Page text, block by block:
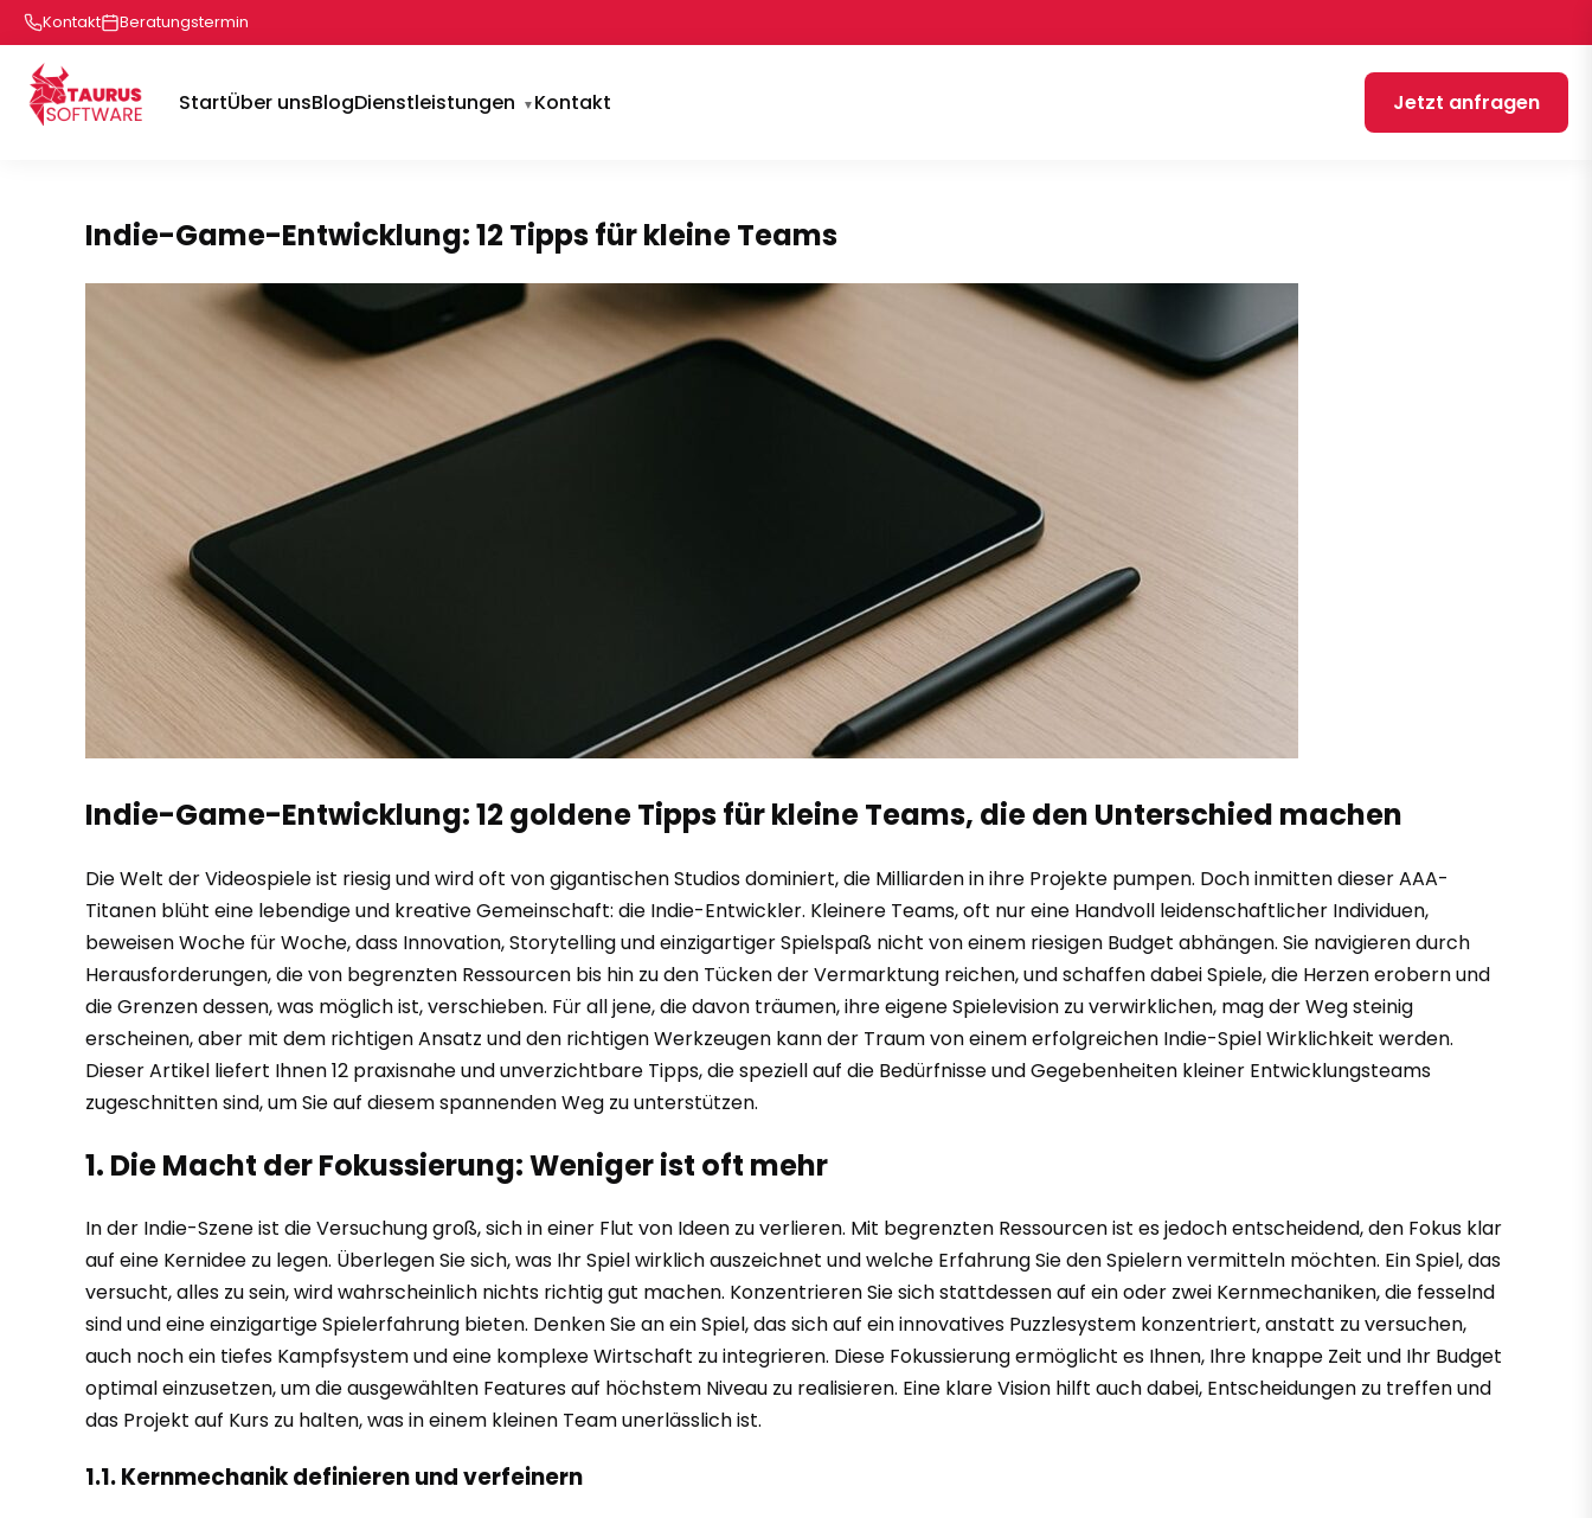
Kontakt Beratungstermin
StartÜber unsBlogDienstleistungen Kontakt Jetzt anfragen
Indie-Game-Entwicklung: 12 Tipps für kleine Teams
Indie-Game-Entwicklung: 12 goldene Tipps für kleine Teams, die den Unterschied machen
Die Welt der Videospiele ist riesig und wird oft von gigantischen Studios dominiert, die Milliarden in ihre Projekte pumpen. Doch inmitten dieser AAA-
Titanen blüht eine lebendige und kreative Gemeinschaft: die Indie-Entwickler. Kleinere Teams, oft nur eine Handvoll leidenschaftlicher Individuen,
beweisen Woche für Woche, dass Innovation, Storytelling und einzigartiger Spielspaß nicht von einem riesigen Budget abhängen. Sie navigieren durch
Herausforderungen, die von begrenzten Ressourcen bis hin zu den Tücken der Vermarktung reichen, und schaffen dabei Spiele, die Herzen erobern und
die Grenzen dessen, was möglich ist, verschieben. Für all jene, die davon träumen, ihre eigene Spielevision zu verwirklichen, mag der Weg steinig
erscheinen, aber mit dem richtigen Ansatz und den richtigen Werkzeugen kann der Traum von einem erfolgreichen Indie-Spiel Wirklichkeit werden.
Dieser Artikel liefert Ihnen 12 praxisnahe und unverzichtbare Tipps, die speziell auf die Bedürfnisse und Gegebenheiten kleiner Entwicklungsteams
zugeschnitten sind, um Sie auf diesem spannenden Weg zu unterstützen.
1. Die Macht der Fokussierung: Weniger ist oft mehr
In der Indie-Szene ist die Versuchung groß, sich in einer Flut von Ideen zu verlieren. Mit begrenzten Ressourcen ist es jedoch entscheidend, den Fokus klar
auf eine Kernidee zu legen. Überlegen Sie sich, was Ihr Spiel wirklich auszeichnet und welche Erfahrung Sie den Spielern vermitteln möchten. Ein Spiel, das
versucht, alles zu sein, wird wahrscheinlich nichts richtig gut machen. Konzentrieren Sie sich stattdessen auf ein oder zwei Kernmechaniken, die fesselnd
sind und eine einzigartige Spielerfahrung bieten. Denken Sie an ein Spiel, das sich auf ein innovatives Puzzlesystem konzentriert, anstatt zu versuchen,
auch noch ein tiefes Kampfsystem und eine komplexe Wirtschaft zu integrieren. Diese Fokussierung ermöglicht es Ihnen, Ihre knappe Zeit und Ihr Budget
optimal einzusetzen, um die ausgewählten Features auf höchstem Niveau zu realisieren. Eine klare Vision hilft auch dabei, Entscheidungen zu treffen und
das Projekt auf Kurs zu halten, was in einem kleinen Team unerlässlich ist.
1.1. Kernmechanik definieren und verfeinern